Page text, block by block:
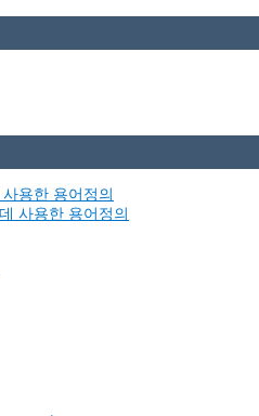
용한 용어정의
사용한 용어정의